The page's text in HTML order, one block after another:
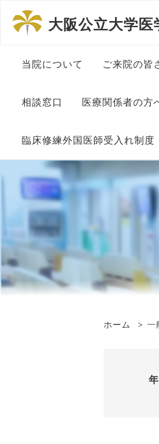
大阪公立大学医
当院について
病院長挨拶
沿革
組織図
施設基準関連掲示
大学病院改革プラン
ご来院の皆
患者さん
一般的な
意につい
ペイシェ
初診の方
再診の方
相談窓口
相談窓口について
患者総合支援センター
入・退院支援 在宅療養支
がん情報
セカンドオピニオン
医療関係者の方
地域医療連絡
診察予約申込
医療連携登録
医療連携登録
講演会・研修
ーク 診療記
臨床修練外国医師受入れ制度
外国人医師臨床修練制度に
ついて
大阪公立大学医学部附属病
院の特色
ホーム 一